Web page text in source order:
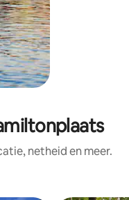
netheid en meer.